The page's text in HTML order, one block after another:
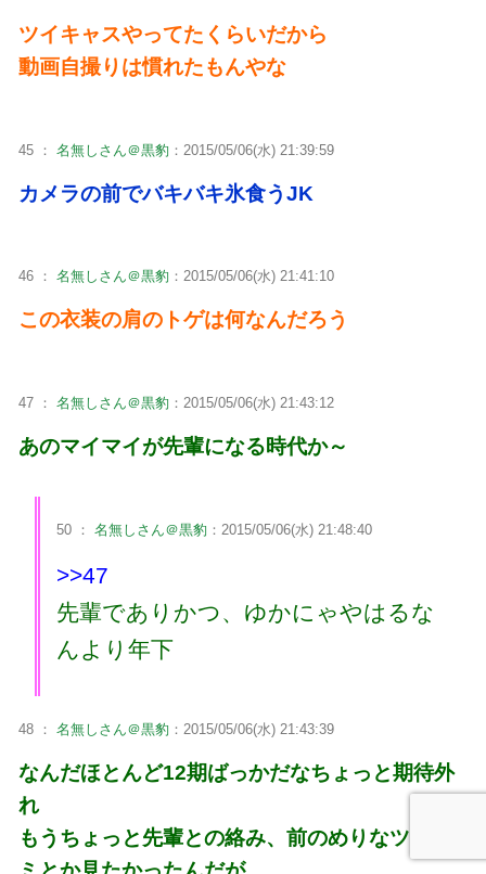
ツイキャスやってたくらいだから
動画自撮りは慣れたもんやな
45 ： 名無しさん＠黒豹 ：2015/05/06(水) 21:39:59
カメラの前でバキバキ氷食うJK
46 ： 名無しさん＠黒豹 ：2015/05/06(水) 21:41:10
この衣装の肩のトゲは何なんだろう
47 ： 名無しさん＠黒豹 ：2015/05/06(水) 21:43:12
あのマイマイが先輩になる時代か～
50 ： 名無しさん＠黒豹 ：2015/05/06(水) 21:48:40
>>47
先輩でありかつ、ゆかにゃやはるな
んより年下
48 ： 名無しさん＠黒豹 ：2015/05/06(水) 21:43:39
なんだほとんど12期ばっかだなちょっと期待外
れ
もうちょっと先輩との絡み、前のめりなツッコ